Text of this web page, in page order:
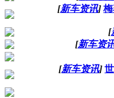
[新车资讯]
[
[新车资
[新车资讯]